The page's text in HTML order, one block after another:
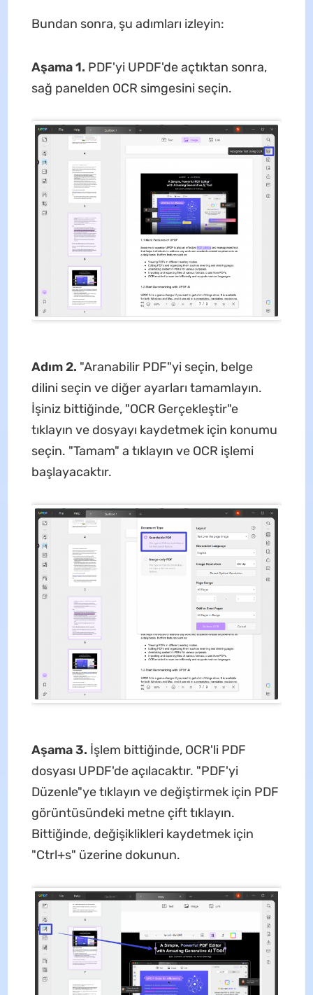
Bundan sonra, şu adımları izleyin:
Aşama 1. PDF'yi UPDF'de açtıktan sonra,
sağ panelden OCR simgesini seçin.
Adım 2. "Aranabilir PDF"yi seçin, belge
dilini seçin ve diğer ayarları tamamlayın.
İşiniz bittiğinde, "OCR Gerçekleştir"e
tıklayın ve dosyayı kaydetmek için konumu
seçin. "Tamam" a tıklayın ve OCR işlemi
başlayacaktır.
Aşama 3. İşlem bittiğinde, OCR'li PDF
dosyası UPDF'de açılacaktır. "PDF'yi
Düzenle"ye tıklayın ve değiştirmek için PDF
görüntüsündeki metne çift tıklayın.
Bittiğinde, değişiklikleri kaydetmek için
"Ctrl+s" üzerine dokunun.